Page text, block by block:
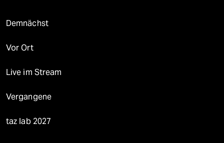
Demnächst
Vor Ort
Live im Stream
Vergangene
taz lab 2027